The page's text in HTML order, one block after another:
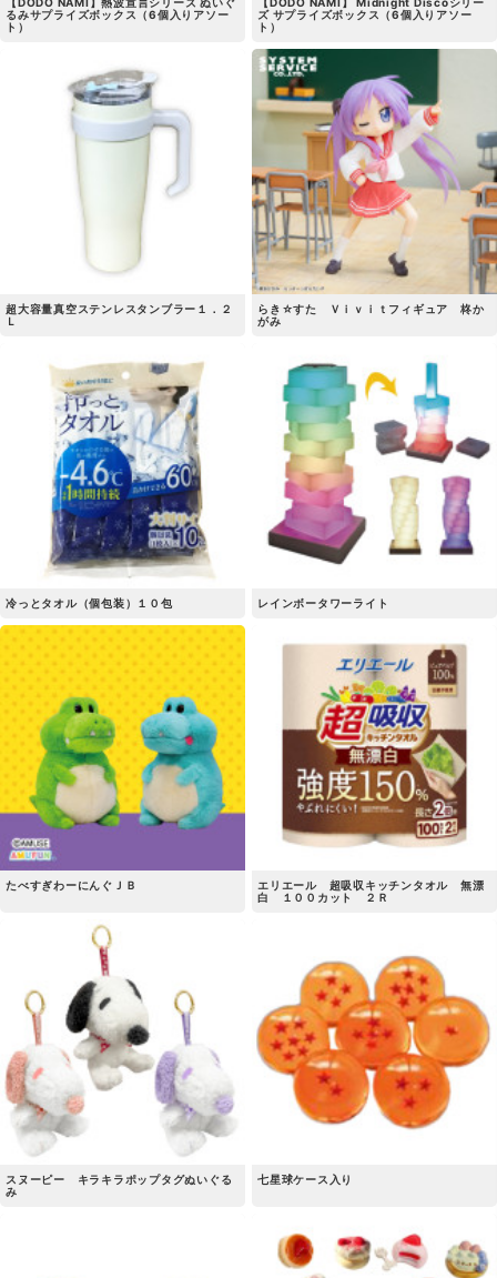
るみサプライズボックス（6個入りアソー
ト）
ズ サプライズボックス（6個入りアソー
ト）
超大容量真空ステンレスタンブラー１．２
Ｌ
らき☆すた Ｖｉｖｉｔフィギュア 柊か
がみ
冷っとタオル（個包装）１０包 レインボータワーライト
たべすぎわーにんぐＪＢ
エリエール 超吸収キッチンタオル 無漂
白 １００カット ２Ｒ
スヌーピー キラキラポップタグぬいぐる
み
七星球ケース入り